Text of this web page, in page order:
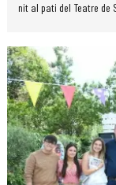
nit al pati del Teatre de